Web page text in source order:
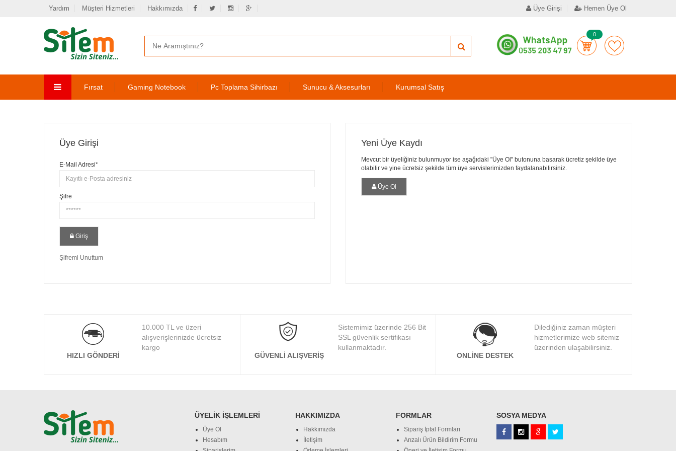
Yardım Müşteri Hizmetleri Hakkımızda Üye Girişi Hemen Üye Ol
0
Fırsat Gaming Notebook Pc Toplama Sihirbazı Sunucu & Aksesurları Kurumsal Satış
Üye Girişi
E-Mail Adresi*
Şifre
Giriş
Şifremi Unuttum
Yeni Üye Kaydı
Mevcut bir üyeliğiniz bulunmuyor ise aşağıdaki "Üye Ol" butonuna basarak ücretiz şekilde üye
olabilir ve yine ücretsiz şekilde tüm üye servislerimizden faydalanabilirsiniz.
Üye Ol
HIZLI GÖNDERI
10.000 TL ve üzeri
alışverişlerinizde ücretsiz
kargo
GÜVENLI ALIŞVERIŞ
Sistemimiz üzerinde 256 Bit
SSL güvenlik sertifikası
kullanmaktadır.
ONLINE DESTEK
Dilediğiniz zaman müşteri
hizmetlerimize web sitemiz
üzerinden ulaşabilirsiniz.
ÜYELIK İŞLEMLERI
Üye Ol
Hesabım
HAKKIMIZDA
Hakkımızda
İletişim
FORMLAR
Sipariş İptal Formları
Arızalı Ürün Bildirim Formu
SOSYA MEDYA